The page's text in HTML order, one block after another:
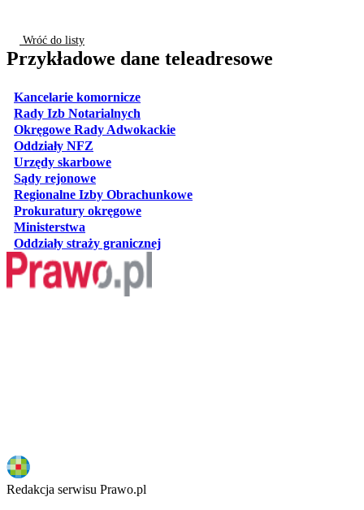
Wróć do listy
Przykładowe dane teleadresowe
Kancelarie komorniczeotwiera się w nowej karcie
Rady Izb Notarialnych
Okręgowe Rady Adwokackieotwiera się w nowej karcie
Oddziały NFZ
Urzędy skarboweotwiera się w nowej karcie
Sądy rejonoweotwiera się w nowej karcie
Regionalne Izby Obrachunkoweotwiera się w nowej karcie
Prokuratury okręgoweotwiera się w nowej karcie
Ministerstwa
Oddziały straży granicznejotwiera się w nowej karcie
Redakcja serwisu Prawo.pl